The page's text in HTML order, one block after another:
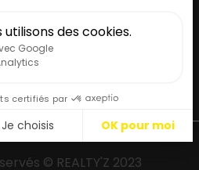
© REALTY'Z 2023